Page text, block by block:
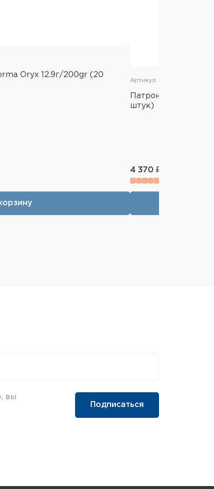
Oryx 12.9г/200gr (20
Артикул: 20110712
Патрон 416 Rigby
штук)
4 370 ₽
вы